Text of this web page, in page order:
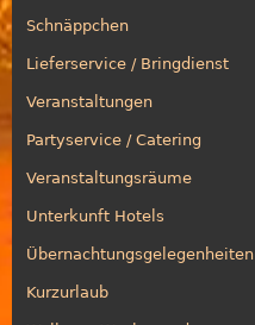
Schnäppchen
Lieferservice / Bringdienst
Veranstaltungen
Partyservice / Catering
Veranstaltungsräume
Unterkunft Hotels
Übernachtungsgelegenheiten
Kurzurlaub